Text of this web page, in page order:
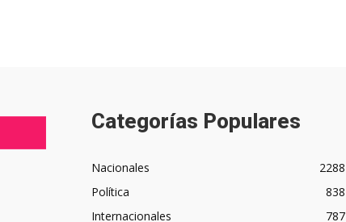
Categorías Populares
Nacionales
2288
Política
838
Internacionales
787